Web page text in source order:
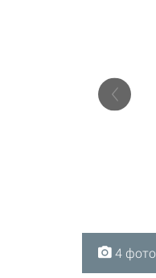
4 фото
4 фото
4 фото
4 фото